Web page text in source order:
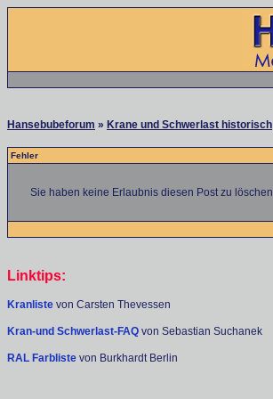
Hansebubeforum » Krane und Schwerlast historisch
Fehler
Sie haben keine Erlaubnis diesen Post zu löschen
Linktips:
Kranliste von Carsten Thevessen
Kran-und Schwerlast-FAQ von Sebastian Suchanek
RAL Farbliste von Burkhardt Berlin